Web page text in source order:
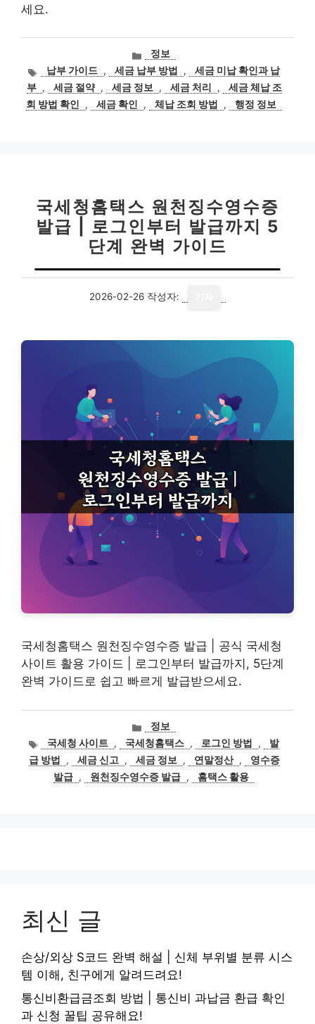
세요.
카
테
고
리
정보
태납부 가이드 , 세금 납부 방법 ,
세금 미납 확인과 납
부 , 세금 절약 , 세금 정보 , 세금 처리 ,
세금 체납 조
회 방법 확인
, 세금 확인 , 체납 조회 방법 , 행정 정보
국세청홈택스 원천징수영수증
발급 | 로그인부터 발급까지 5
단계 완벽 가이드
2026-02-26 작성자:
국세청홈택스 원천징수영수증 발급 | 공식 국세청
사이트 활용 가이드 | 로그인부터 발급까지, 5단계
완벽 가이드로 쉽고 빠르게 발급받으세요.
카
테
고
리
정보
태
그
국세청 사이트 , 국세청홈택스 , 로그인 방법 ,
발
급 방법
, 세금 신고 , 세금 정보 , 연말정산 ,
영수증
발급 , 원천징수영수증 발급 , 홈택스 활용
최신 글
손상/외상 S코드 완벽 해설 | 신체 부위별 분류 시스
템 이해, 친구에게 알려드려요!
통신비환급금조회 방법 | 통신비 과납금 환급 확인
과 신청 꿀팁 공유해요!